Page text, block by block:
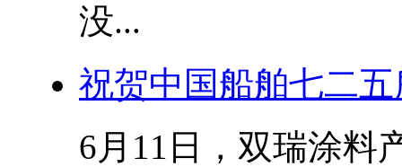
没...
祝贺中国船舶七二
6月11日，双瑞涂料